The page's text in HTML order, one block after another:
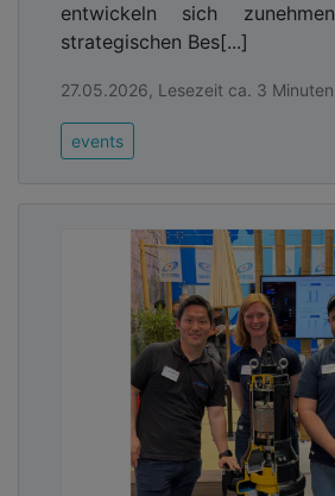
entwickeln sich
strategischen Bes[...]
27.05.2026, Lesezeit ca. 3 Minuten
events